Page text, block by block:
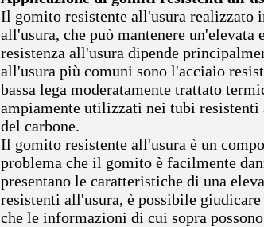
Il gomito resistente all'usura realizzato
all'usura, che può mantenere
resistenza all'usura dipende
all'usura più comuni sono l'acciaio
bassa lega moderatamente trattato
ampiamente utilizzati nei tubi
del carbone.
Il gomito resistente all'usura è un
problema che il gomito è facilmente
presentano le caratteristiche di una
resistenti all'usura, è possibile
che le informazioni di cui sopra